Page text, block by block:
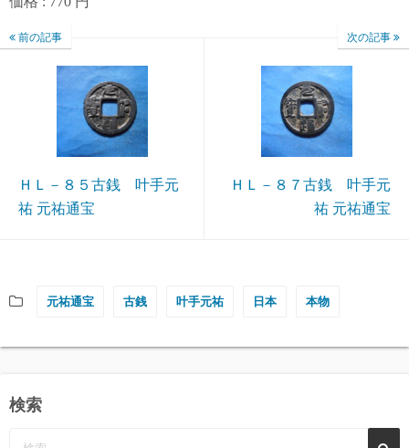
前の記事
ＨＬ－８５古銭 叶手元
祐 元祐通宝
次の記事
ＨＬ－８７古銭 叶手元
祐 元祐通宝
元祐通宝 古銭 叶手元祐 日本 本物
検索